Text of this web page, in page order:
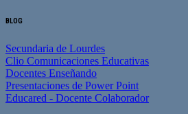
BLOG
Secundaria de Lourdes
Clio Comunicaciones Educativas
Docentes Enseñando
Presentaciones de Power Point
Educared - Docente Colaborador